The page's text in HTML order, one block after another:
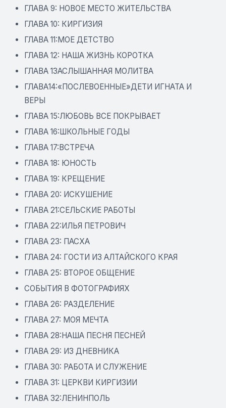
ГЛАВА 9: НОВОЕ МЕСТО ЖИТЕЛЬСТВА
ГЛАВА 10: КИРГИЗИЯ
ГЛАВА 11:МОЕ ДЕТСТВО
ГЛАВА 12: НАША ЖИЗНЬ КОРОТКА
ГЛАВА 13АСЛЫШАННАЯ МОЛИТВА
ГЛАВА14:«ПОСЛЕВОЕННЫЕ»ДЕТИ ИГНАТА И
ВЕРЫ
ГЛАВА 15:ЛЮБОВЬ ВСЕ ПОКРЫВАЕТ
ГЛАВА 16:ШКОЛЬНЫЕ ГОДЫ
ГЛАВА 17:ВСТРЕЧА
ГЛАВА 18: ЮНОСТЬ
ГЛАВА 19: КРЕЩЕНИЕ
ГЛАВА 20: ИСКУШЕНИЕ
ГЛАВА 21:СЕЛЬСКИЕ РАБОТЫ
ГЛАВА 22:ИЛЬЯ ПЕТРОВИЧ
ГЛАВА 23: ПАСХА
ГЛАВА 24: ГОСТИ ИЗ АЛТАЙСКОГО КРАЯ
ГЛАВА 25: ВТОРОЕ ОБЩЕНИЕ
СОБЫТИЯ В ФОТОГРАФИЯХ
ГЛАВА 26: РАЗДЕЛЕНИЕ
ГЛАВА 27: МОЯ МЕЧТА
ГЛАВА 28:НАША ПЕСНЯ ПЕСНЕЙ
ГЛАВА 29: ИЗ ДНЕВНИКА
ГЛАВА 30: РАБОТА И СЛУЖЕНИЕ
ГЛАВА 31: ЦЕРКВИ КИРГИЗИИ
ГЛАВА 32:ЛЕНИНПОЛЬ